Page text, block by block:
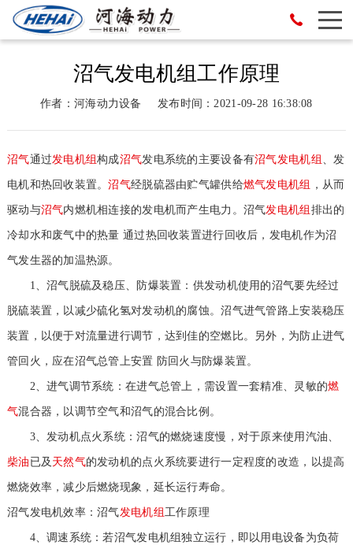
沼气发电机组工作原理
作者：河海动力设备 发布时间：2021-09-28 16:38:08
沼气通过发电机组构成沼气发电系统的主要设备有沼气发电机组 、发
电机和热回收装置。沼气经脱硫器由贮气罐供给燃气发电机组 ，从而
驱动与沼气内燃机相连接的发电机而产生电力。沼气发电机组 排出的
冷却水和废气中的热量 通过热回收装置进行回收后，发电机作为沼
气发生器的加温热源。
1、沼气脱硫及稳压、防爆装置：供发动机使用的沼气要先经过
脱硫装置，以减少硫化氢对发动机的腐蚀。沼气进气管路上安装稳压
装置，以便于对流量进行调节，达到佳的空燃比。另外，为防止进气
管回火，应在沼气总管上安置 防回火与防爆装置。
2、进气调节系统：在进气总管上，需设置一套精准、灵敏的燃
气混合器，以调节空气和沼气的混合比例。
3、发动机点火系统：沼气的燃烧速度慢，对于原来使用汽油、
柴油 已及 天然气的发动机的点火系统要进行一定程度的改造，以提高
燃烧效率，减少后燃烧现象，延长运行寿命。
沼气发电机效率：沼气发电机组 工作原理
4、调速系统：若沼气发电机组独立运行，即以用电设备为负荷